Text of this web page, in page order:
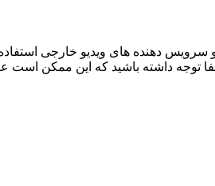
دهنده های ویدیو خارجی
توجه داشته باشید که این ممکن